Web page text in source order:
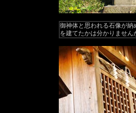
御神体と思われる石像が
を建てたかは分かりませ